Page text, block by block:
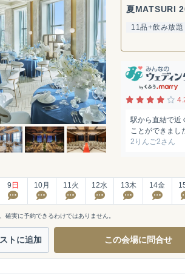
夏MATSURI
11品+飲み放題
駅から直結で近
ことができまし
2りんご2さん
9 日 10月 11火 12水 13木 14金
確実に予約できるわけではありません。
トに追加 この会場に問合せ